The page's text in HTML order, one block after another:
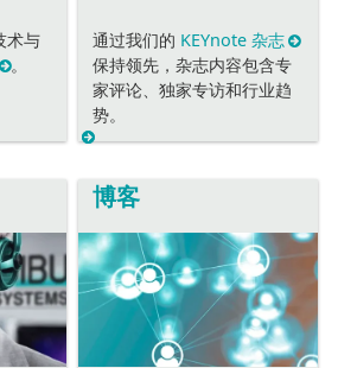
术与
。
通过我们的 KEYnote 杂志
保持领先，杂志内容包含专
家评论、独家专访和行业趋
势。
博客